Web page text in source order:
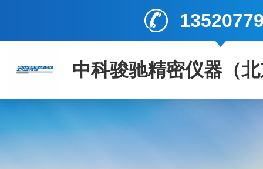
中科骏驰精密仪器（
司